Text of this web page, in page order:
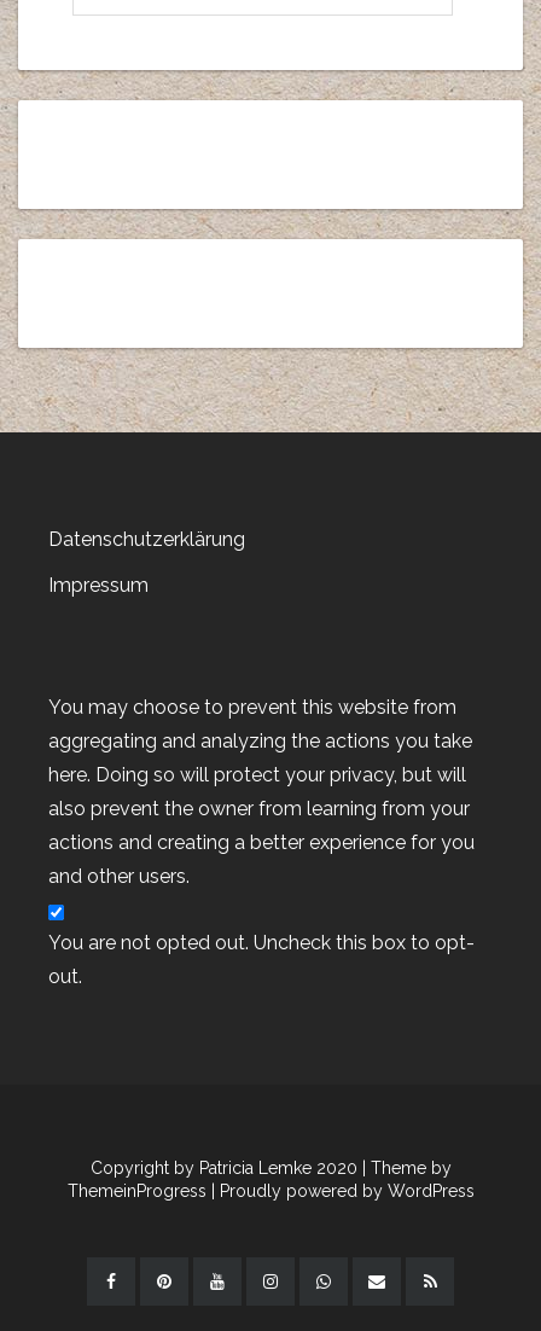
Datenschutzerklärung
Impressum
You may choose to prevent this website from
aggregating and analyzing the actions you take
here. Doing so will protect your privacy, but will
also prevent the owner from learning from your
actions and creating a better experience for you
and other users.
You are not opted out. Uncheck this box to opt-
out.
Copyright by Patricia Lemke 2020
| Theme by
ThemeinProgress
| Proudly powered by WordPress